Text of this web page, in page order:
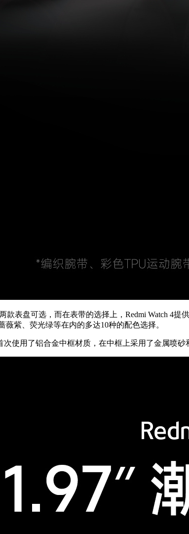
款表盘可选，而在表带的选择上，Redmi Watch 4
紫、荧光绿等在内的多达10种的配色选择。
次使用了铝合金中框材质，在中框上采用了金属喷